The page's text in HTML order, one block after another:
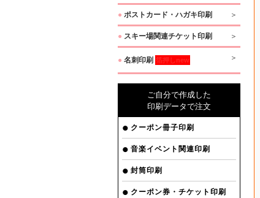
● ポストカード・ハガキ印刷
● スキー場関連チケット印刷
● 名刺印刷 箔押しnew
ご自分で作成した
印刷データで注文
クーポン冊子印刷
音楽イベント関連印刷
封筒印刷
クーポン券・チケット印刷